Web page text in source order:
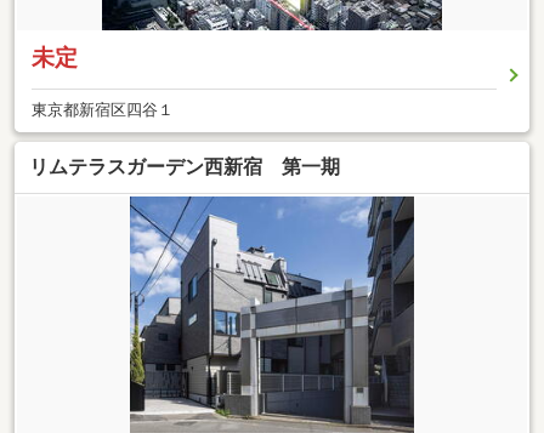
未定
東京都新宿区四谷１
リムテラスガーデン西新宿 第一期